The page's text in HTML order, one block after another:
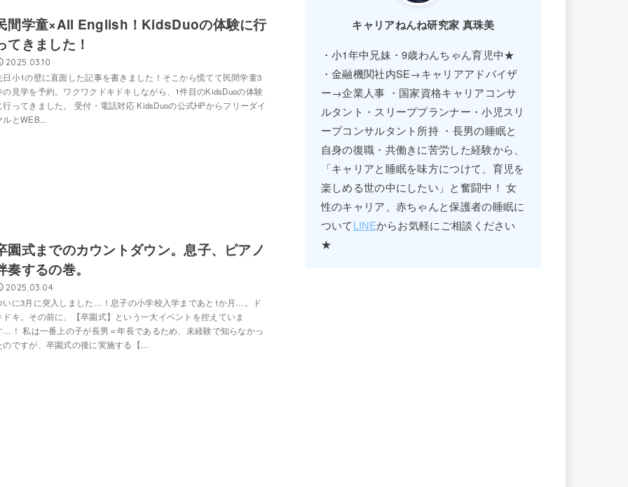
間学童×All English！KidsDuoの体験に行
てきました！
2025.03.10
日小1の壁に直面した記事を書きました！そこから慌てて民間学童3
の見学を予約。ワクワクドキドキしながら、1件目のKidsDuoの体験
行ってきました。 受付・電話対応 KidsDuoの公式HPからフリーダイ
ルとWEB...
園式までのカウントダウン。息子、ピアノ
奏するの巻。
2025.03.04
いに3月に突入しました…！息子の小学校入学まであと1か月…。ド
ドキ。その前に、【卒園式】という一大イベントを控えていま
…！ 私は一番上の子が長男＝年長であるため、未経験で知らなかっ
のですが、卒園式の後に実施する【...
キャリアねんね研究家 真珠美
・小1年中兄妹・9歳わんちゃん育児中★
・金融機関社内SE→キャリアアドバイザ
ー→企業人事 ・国家資格キャリアコンサ
ルタント・スリーププランナー・小児スリ
ープコンサルタント所持 ・長男の睡眠と
自身の復職・共働きに苦労した経験から、
「キャリアと睡眠を味方につけて、育児を
楽しめる世の中にしたい」と奮闘中！ 女
性のキャリア、赤ちゃんと保護者の睡眠に
ついてLINEからお気軽にご相談ください
★